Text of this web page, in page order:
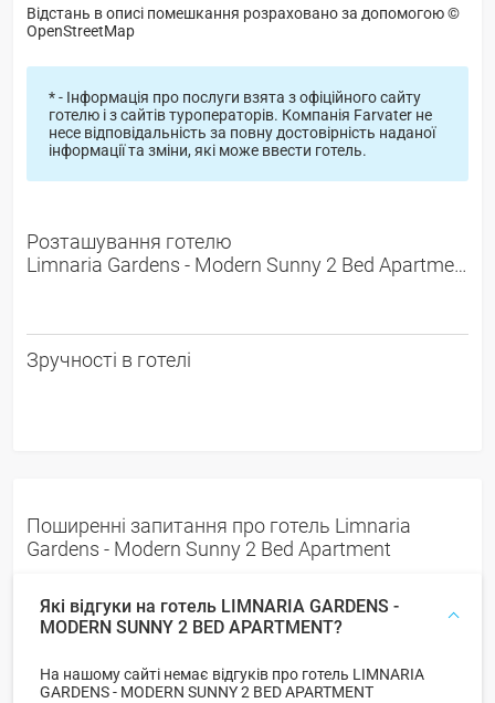
Відстань в описі помешкання розраховано за допомогою ©
OpenStreetMap
* - Інформація про послуги взята з офіційного сайту
готелю і з сайтів туроператорів. Компанія Farvater не
несе відповідальність за повну достовірність наданої
інформації та зміни, які може ввести готель.
Розташування готелю
Limnaria Gardens - Modern Sunny 2 Bed Apartment -
Зручності в готелі
Поширенні запитання про готель Limnaria
Gardens - Modern Sunny 2 Bed Apartment
Які відгуки на готель LIMNARIA GARDENS -
MODERN SUNNY 2 BED APARTMENT?
На нашому сайті немає відгуків про готель LIMNARIA
GARDENS - MODERN SUNNY 2 BED APARTMENT